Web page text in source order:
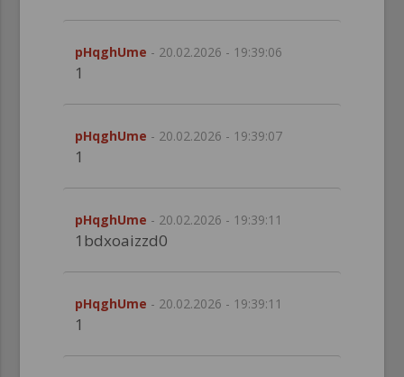
pHqghUme - 20.02.2026 - 19:39:06
1
pHqghUme - 20.02.2026 - 19:39:07
1
pHqghUme - 20.02.2026 - 19:39:11
1bdxoaizzd0
pHqghUme - 20.02.2026 - 19:39:11
1